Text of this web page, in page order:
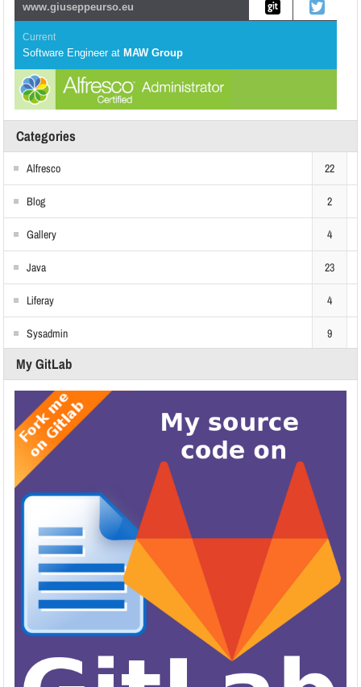
www.giuseppeurso.eu
Current
Software Engineer at MAW Group
Categories
Alfresco 22
Blog 2
Gallery 4
Java 23
Liferay 4
Sysadmin 9
My GitLab